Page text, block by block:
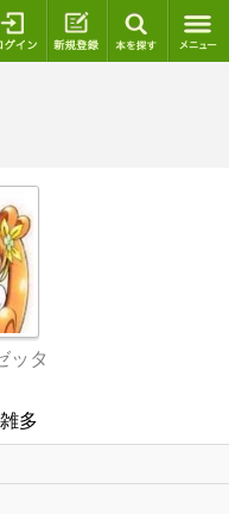
ログイン 新規登録
ッタ
多